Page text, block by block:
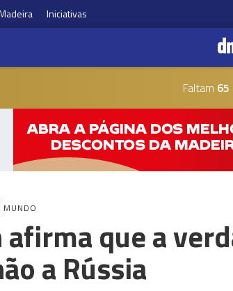
Iniciativas
Faltam 65
MUNDO
afirma que a
a Rússia